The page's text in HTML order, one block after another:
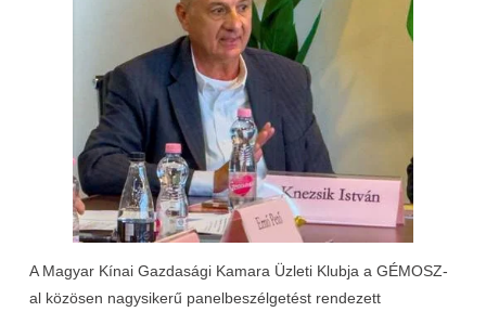
A Magyar Kínai Gazdasági Kamara Üzleti Klubja a GÉMOSZ-
al közösen nagysikerű panelbeszélgetést rendezett